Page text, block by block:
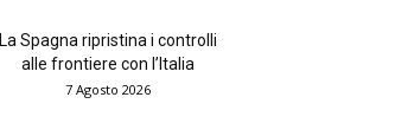
La Spagna ripristina i controlli
alle frontiere con l’Italia
7 Agosto 2026